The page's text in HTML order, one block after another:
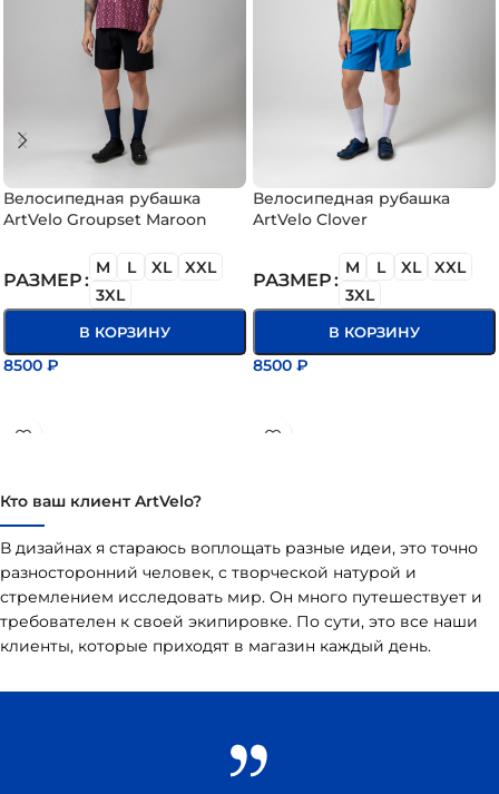
Велосипедная рубашка
ArtVelo Groupset Maroon
РАЗМЕР
M L XL
XXL
3XL
В КОРЗИНУ
8500 ₽
Велосипедная рубашка
ArtVelo Clover
РАЗМЕР
M L XL
XXL
3XL
В КОРЗИНУ
8500 ₽
Кто ваш клиент ArtVelo?
В дизайнах я стараюсь воплощать разные идеи, это точно
разносторонний человек, с творческой натурой и
стремлением исследовать мир. Он много путешествует и
требователен к своей экипировке. По сути, это все наши
клиенты, которые приходят в магазин каждый день.